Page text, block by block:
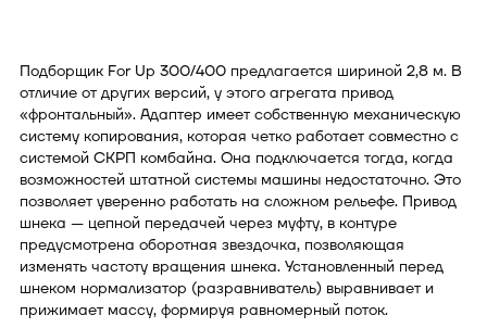
Подборщик For Up 300/400 предлагается шириной 2,8 м. В
отличие от других версий, у этого агрегата привод
«фронтальный». Адаптер имеет собственную механическую
систему копирования, которая четко работает совместно с
системой СКРП комбайна. Она подключается тогда, когда
возможностей штатной системы машины недостаточно. Это
позволяет уверенно работать на сложном рельефе. Привод
шнека — цепной передачей через муфту, в контуре
предусмотрена оборотная звездочка, позволяющая
изменять частоту вращения шнека. Установленный перед
шнеком нормализатор (разравниватель) выравнивает и
прижимает массу, формируя равномерный поток.